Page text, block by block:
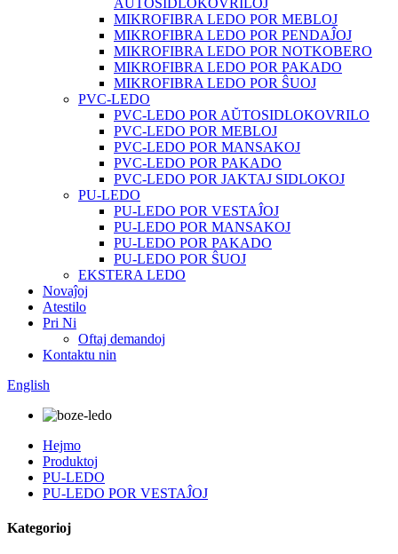
AŬTOSIDLOKOVRILOJ
MIKROFIBRA LEDO POR MEBLOJ
MIKROFIBRA LEDO POR PENDAĴOJ
MIKROFIBRA LEDO POR NOTKOBERO
MIKROFIBRA LEDO POR PAKADO
MIKROFIBRA LEDO POR ŜUOJ
PVC-LEDO
PVC-LEDO POR AŬTOSIDLOKOVRILO
PVC-LEDO POR MEBLOJ
PVC-LEDO POR MANSAKOJ
PVC-LEDO POR PAKADO
PVC-LEDO POR JAKTAJ SIDLOKOJ
PU-LEDO
PU-LEDO POR VESTAĴOJ
PU-LEDO POR MANSAKOJ
PU-LEDO POR PAKADO
PU-LEDO POR ŜUOJ
EKSTERA LEDO
Novaĵoj
Atestilo
Pri Ni
Oftaj demandoj
Kontaktu nin
English
Hejmo
Produktoj
PU-LEDO
PU-LEDO POR VESTAĴOJ
Kategorioj